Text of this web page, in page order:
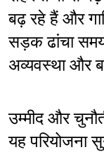
बढ़ रहे हैं और
सड़क ढांचा
अव्यवस्था और
उम्मीद और
यह परियोजना